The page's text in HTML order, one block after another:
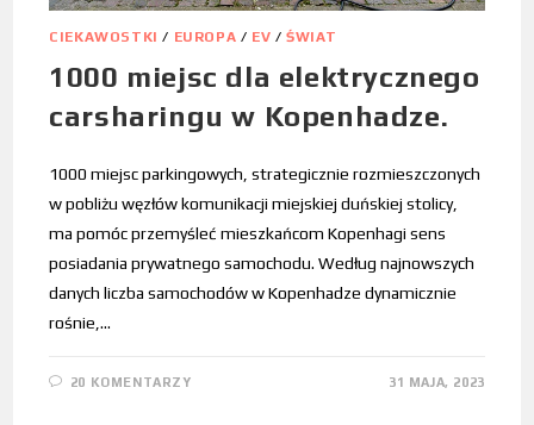
CIEKAWOSTKI / EUROPA / EV /ŚWIAT
1000 miejsc dla elektrycznego
carsharingu w Kopenhadze.
1000 miejsc parkingowych, strategicznie rozmieszczonych
w pobliżu węzłów komunikacji miejskiej duńskiej stolicy,
ma pomóc przemyśleć mieszkańcom Kopenhagi sens
posiadania prywatnego samochodu. Według najnowszych
danych liczba samochodów w Kopenhadze dynamicznie
rośnie,…
20 KOMENTARZY 31 MAJA, 2023